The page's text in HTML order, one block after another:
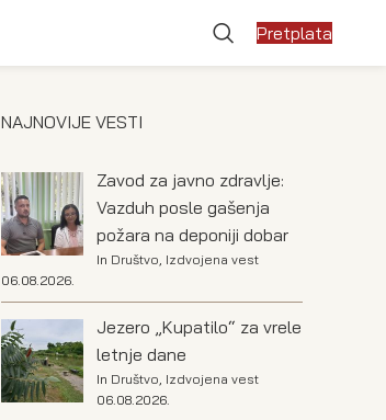
Pretplata
NAJNOVIJE VESTI
Zavod za javno zdravlje:
Vazduh posle gašenja
požara na deponiji dobar
In Društvo, Izdvojena vest
06.08.2026.
Jezero „Kupatilo“ za vrele
letnje dane
In Društvo, Izdvojena vest
06.08.2026.